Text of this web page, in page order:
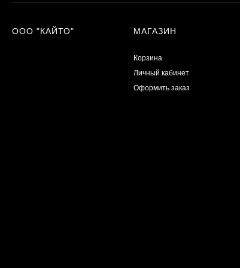
ООО "КАЙТО" МАГАЗИН
Корзина
Личный кабинет
Оформить заказ